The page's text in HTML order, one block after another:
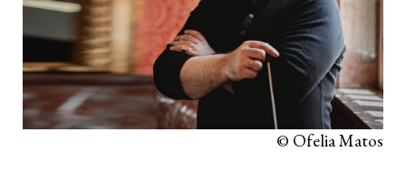
© Ofelia Matos